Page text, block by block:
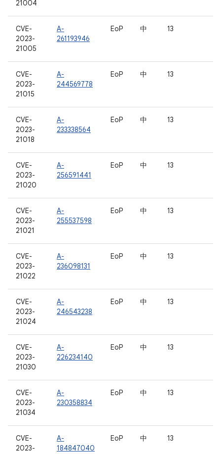
21004
CVE-
2023-
21005
A-
261193946
EoP 中 13
CVE-
2023-
21015
A-
244569778
EoP 中 13
CVE-
2023-
21018
A-
233338564
EoP 中 13
CVE-
2023-
21020
A-
256591441
EoP 中 13
CVE-
2023-
21021
A-
255537598
EoP 中 13
CVE-
2023-
21022
A-
236098131
EoP 中 13
CVE-
2023-
21024
A-
246543238
EoP 中 13
CVE-
2023-
21030
A-
226234140
EoP 中 13
CVE-
2023-
21034
A-
230358834
EoP 中 13
CVE-
2023-
A-
184847040
EoP 中 13